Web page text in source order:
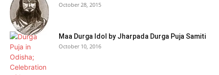
October 28, 2015
Maa Durga Idol by Jharpada Durga Puja Samiti
October 10, 2016